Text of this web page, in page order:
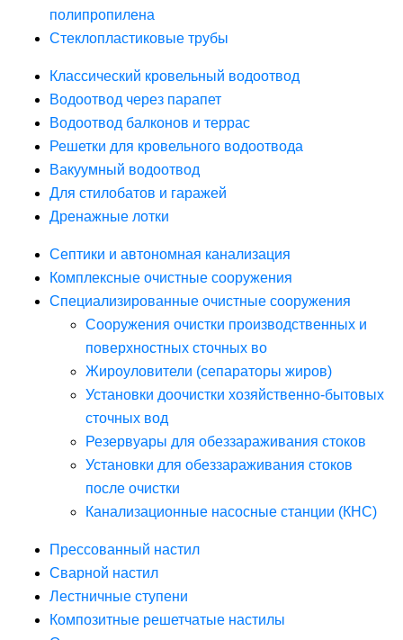
полипропилена
Стеклопластиковые трубы
Классический кровельный водоотвод
Водоотвод через парапет
Водоотвод балконов и террас
Решетки для кровельного водоотвода
Вакуумный водоотвод
Для стилобатов и гаражей
Дренажные лотки
Септики и автономная канализация
Комплексные очистные сооружения
Специализированные очистные сооружения
Сооружения очистки производственных и
поверхностных сточных во
Жироуловители (сепараторы жиров)
Установки доочистки хозяйственно-бытовых
сточных вод
Резервуары для обеззараживания стоков
Установки для обеззараживания стоков
после очистки
Канализационные насосные станции (КНС)
Прессованный настил
Сварной настил
Лестничные ступени
Композитные решетчатые настилы